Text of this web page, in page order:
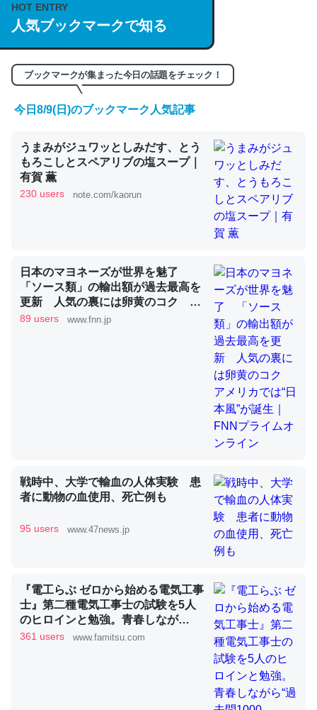
https://isobe324649.hatenablog.com/entry/2023/03/27
/064121
─GPTの仕組みと限界についての考察（１） - conceptualization
くらい。小説でいう「ずっと前の伏線」は回収されないけ
ど、短期記憶というには多い分量。進化すればするほど分
かりやすく強くなりそう
─GPTの仕組みと限界についての考察（１） - conceptualization
昆虫ってカルシウム少ないのか。知らんかった。調べたら
コオロギのカルシウム分はエビの600分の1程度。
─ニュース :: 【研究発表】昆虫学の大問題＝「昆虫はなぜ海にいな
論文では「淡水はカルシウムも酸素も不足してて両方に不
いる鋏角類（カブトガニ・ウミグモ）はカルシウムを使わ
ずキチンを強化してる筈だが、酵素が違うのか？
─ニュース :: 【研究発表】昆虫学の大問題＝「昆虫はなぜ海にいな
これを元に考えるとカルシウムを大量に使う脊椎動物と貝
類は苦労してるんだな…。腹足類だと殻を無くしてナメク
─ニュース :: 【研究発表】昆虫学の大問題＝「昆虫はなぜ海にいな
HOT ENTRY
人気ブックマークで知る
ブックマークが集まった今日の話題をチェック！
今日8/9(日)のブックマーク人気記事
うまみがジュワッとしみだす、とう
もろこしとスペアリブの塩スープ｜
有賀 薫
230 users note.com/kaorun
日本のマヨネーズが世界を魅了
「ソース類」の輸出額が過去最高を
更新 人気の裏には卵黄のコク ア
メリカでは“日本風”が誕生｜FNNプ
89 users www.fnn.jp
戦時中、大学で輸血の人体実験 患
者に動物の血使用、死亡例も
95 users www.47news.jp
『電工らぶ ゼロから始める電気工事
士』第二種電気工事士の試験を5人
のヒロインと勉強。青春しなが
ら“過去問1000問”や“本番形式CBT
361 users www.famitsu.com